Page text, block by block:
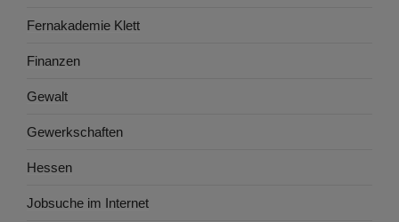
Fernakademie Klett
Finanzen
Gewalt
Gewerkschaften
Hessen
Jobsuche im Internet